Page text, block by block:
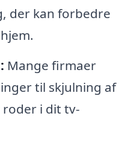
der kan forbedre
Mange firmaer
til skjulning af
roder i dit tv-